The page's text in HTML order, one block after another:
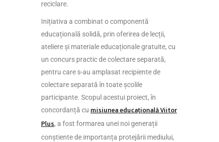
reciclare.
Inițiativa a combinat o componentă
educațională solidă, prin oferirea de lecții,
ateliere și materiale educaționale gratuite, cu
un concurs practic de colectare separată,
pentru care s-au amplasat recipiente de
colectare separată în toate școlile
participante. Scopul acestui proiect, în
concordanță cu misiunea educațională Viitor
Plus, a fost formarea unei noi generații
conștiente de importanța protejării mediului,